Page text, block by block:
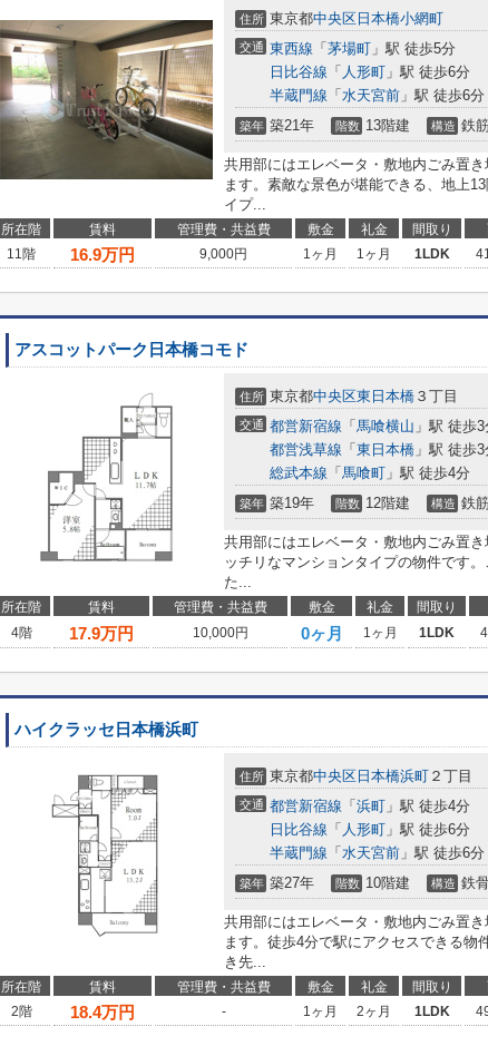
住所 東京都中央区 日本橋小網町
交通 東西線 「 茅場町 」駅 徒歩5分
日比谷線 「 人形町 」駅 徒歩6分
半蔵門線 「 水天宮前 」駅 徒歩6分
築年 築21年 階数 13階建 構造 鉄
共用部にはエレベータ・敷地内ごみ置
ます。素敵な景色が堪能できる、地上
イプ...
所在階 賃料 管理費・共益費 敷金 礼金 間取り
11階
16.9万円 9,000円 1ヶ月 1ヶ月 1LDK
アスコットパーク日本橋コモド
住所 東京都中央区東日本橋 ３丁目
交通 都営新宿線 「 馬喰横山 」駅 徒歩3
都営浅草線 「 東日本橋 」駅 徒歩3
総武本線 「 馬喰町 」駅 徒歩4分
築年 築19年 階数 12階建 構造 鉄
共用部にはエレベータ・敷地内ごみ置
ッチリなマンションタイプの物件です
た...
所在階 賃料 管理費・共益費 敷金 礼金 間取り
4階
17.9万円 10,000円 0ヶ月 1ヶ月 1LDK
ハイクラッセ日本橋浜町
住所 東京都中央区 日本橋浜町 ２丁目
交通 都営新宿線 「 浜町 」駅 徒歩4分
日比谷線 「 人形町 」駅 徒歩6分
半蔵門線 「 水天宮前 」駅 徒歩6分
築年 築27年 階数 10階建 構造 鉄
共用部にはエレベータ・敷地内ごみ置
ます。徒歩4分で駅にアクセスできる物
き先...
所在階 賃料 管理費・共益費 敷金 礼金 間取り
2階
18.4万円 - 1ヶ月 2ヶ月 1LDK